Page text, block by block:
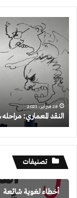
المعماري:
مراحله،
ومستوياته
28 فبراير، 2021
النقد المعماري:
تصنيفات
أخطاء لغوية شائعة